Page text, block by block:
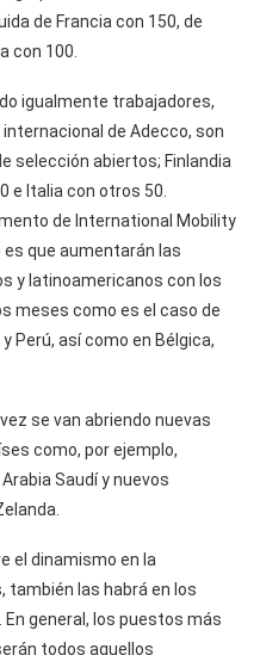
de Francia con 150, de
con 100.
igualmente trabajadores,
de Adecco, son
selección abiertos; Finlandia
e Italia con otros 50.
de International Mobility
que aumentarán las
y latinoamericanos con los
meses como es el caso de
Perú, así como en Bélgica,
se van abriendo nuevas
como, por ejemplo,
Saudí y nuevos
el dinamismo en la
también las habrá en los
general, los puestos más
todos aquellos